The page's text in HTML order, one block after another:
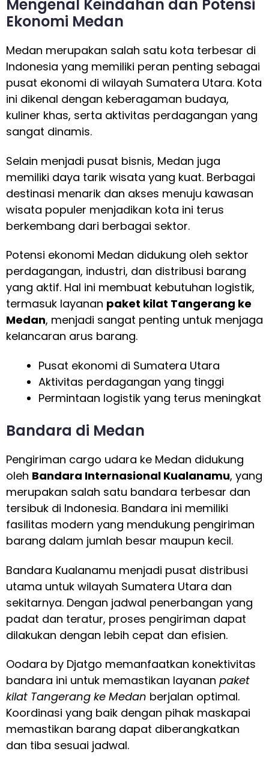
Mengenal Keindahan dan Potensi
Ekonomi Medan
Medan merupakan salah satu kota terbesar di
Indonesia yang memiliki peran penting sebagai
pusat ekonomi di wilayah Sumatera Utara. Kota
ini dikenal dengan keberagaman budaya,
kuliner khas, serta aktivitas perdagangan yang
sangat dinamis.
Selain menjadi pusat bisnis, Medan juga
memiliki daya tarik wisata yang kuat. Berbagai
destinasi menarik dan akses menuju kawasan
wisata populer menjadikan kota ini terus
berkembang dari berbagai sektor.
Potensi ekonomi Medan didukung oleh sektor
perdagangan, industri, dan distribusi barang
yang aktif. Hal ini membuat kebutuhan logistik,
termasuk layanan paket kilat Tangerang ke
Medan, menjadi sangat penting untuk menjaga
kelancaran arus barang.
Pusat ekonomi di Sumatera Utara
Aktivitas perdagangan yang tinggi
Permintaan logistik yang terus meningkat
Bandara di Medan
Pengiriman cargo udara ke Medan didukung
oleh Bandara Internasional Kualanamu, yang
merupakan salah satu bandara terbesar dan
tersibuk di Indonesia. Bandara ini memiliki
fasilitas modern yang mendukung pengiriman
barang dalam jumlah besar maupun kecil.
Bandara Kualanamu menjadi pusat distribusi
utama untuk wilayah Sumatera Utara dan
sekitarnya. Dengan jadwal penerbangan yang
padat dan teratur, proses pengiriman dapat
dilakukan dengan lebih cepat dan efisien.
Oodara by Djatgo memanfaatkan konektivitas
bandara ini untuk memastikan layanan paket
kilat Tangerang ke Medan berjalan optimal.
Koordinasi yang baik dengan pihak maskapai
memastikan barang dapat diberangkatkan
dan tiba sesuai jadwal.